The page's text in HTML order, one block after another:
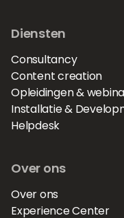
Diensten
Consultancy
Content creation
Opleidingen &
Installatie &
Helpdesk
Over ons
Over ons
Experience Center